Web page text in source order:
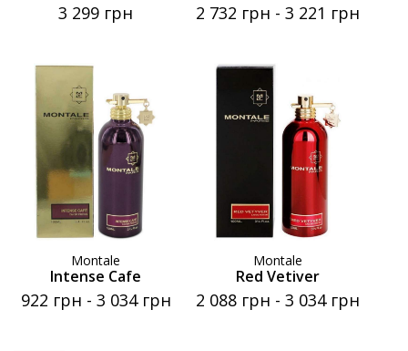
3 299 грн 2 732 грн - 3 221 грн
Montale
Intense Cafe
922 грн - 3 034 грн
Montale
Red Vetiver
2 088 грн - 3 034 грн